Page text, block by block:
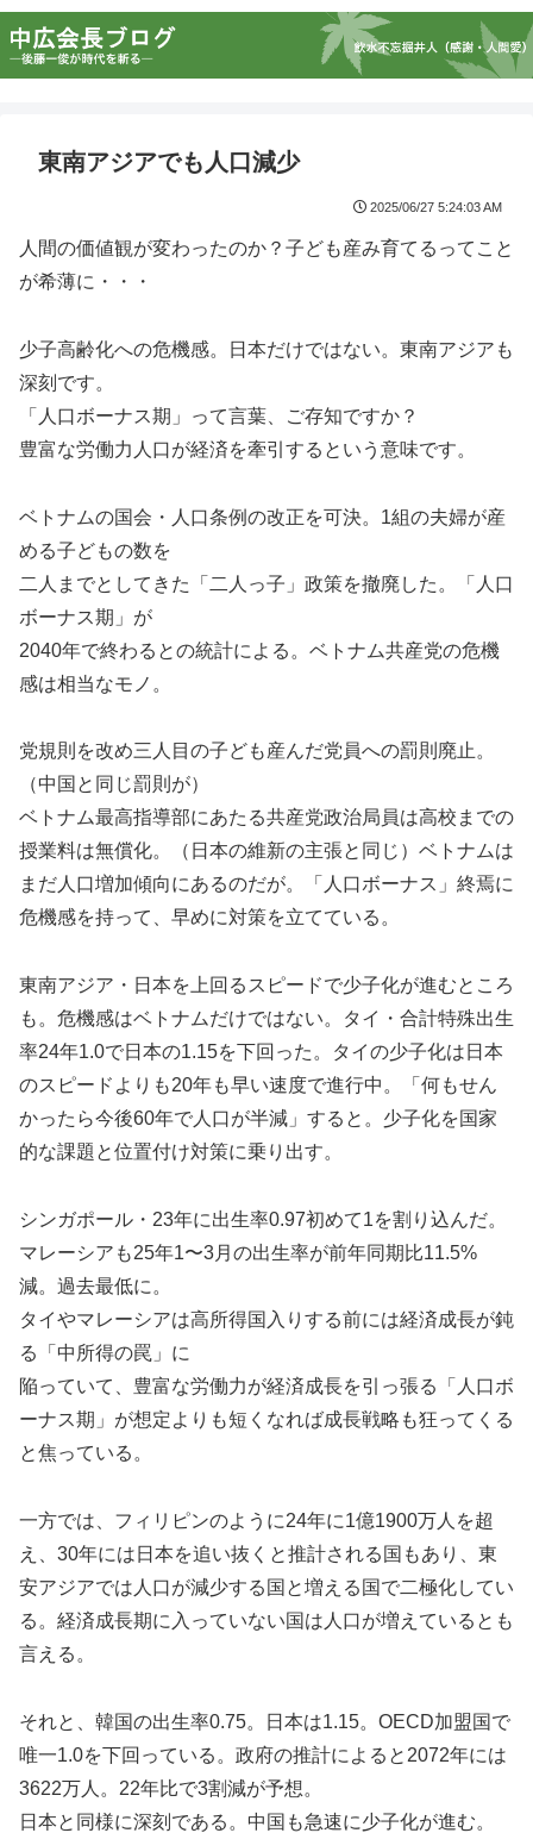
東南アジアでも人口減少
2025/06/27 5:24:03 AM
人間の価値観が変わったのか？子ども産み育てるってこと
が希薄に・・・
少子高齢化への危機感。日本だけではない。東南アジアも
深刻です。
「人口ボーナス期」って言葉、ご存知ですか？
豊富な労働力人口が経済を牽引するという意味です。
ベトナムの国会・人口条例の改正を可決。1組の夫婦が産
める子どもの数を
二人までとしてきた「二人っ子」政策を撤廃した。「人口
ボーナス期」が
2040年で終わるとの統計による。ベトナム共産党の危機
感は相当なモノ。
党規則を改め三人目の子ども産んだ党員への罰則廃止。
（中国と同じ罰則が）
ベトナム最高指導部にあたる共産党政治局員は高校までの
授業料は無償化。（日本の維新の主張と同じ）ベトナムは
まだ人口増加傾向にあるのだが。「人口ボーナス」終焉に
危機感を持って、早めに対策を立てている。
東南アジア・日本を上回るスピードで少子化が進むところ
も。危機感はベトナムだけではない。タイ・合計特殊出生
率24年1.0で日本の1.15を下回った。タイの少子化は日本
のスピードよりも20年も早い速度で進行中。「何もせん
かったら今後60年で人口が半減」すると。少子化を国家
的な課題と位置付け対策に乗り出す。
シンガポール・23年に出生率0.97初めて1を割り込んだ。
マレーシアも25年1〜3月の出生率が前年同期比11.5%
減。過去最低に。
タイやマレーシアは高所得国入りする前には経済成長が鈍
る「中所得の罠」に
陥っていて、豊富な労働力が経済成長を引っ張る「人口ボ
ーナス期」が想定よりも短くなれば成長戦略も狂ってくる
と焦っている。
一方では、フィリピンのように24年に1億1900万人を超
え、30年には日本を追い抜くと推計される国もあり、東
安アジアでは人口が減少する国と増える国で二極化してい
る。経済成長期に入っていない国は人口が増えているとも
言える。
それと、韓国の出生率0.75。日本は1.15。OECD加盟国で
唯一1.0を下回っている。政府の推計によると2072年には
3622万人。22年比で3割減が予想。
日本と同様に深刻である。中国も急速に少子化が進む。